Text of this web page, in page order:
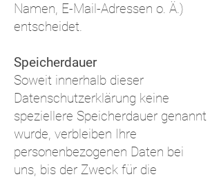
Namen, E-Mail-Adressen o. Ä.)
entscheidet.
Speicherdauer
Soweit innerhalb dieser
Datenschutzerklärung keine
speziellere Speicherdauer genannt
wurde, verbleiben Ihre
personenbezogenen Daten bei
uns, bis der Zweck für die